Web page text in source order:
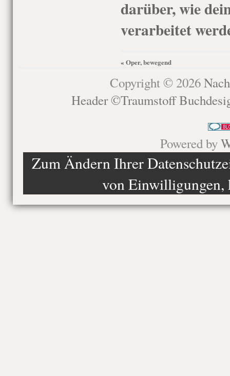
darüber, wie
verarbeitet
« Oper, bewegend
Copyright © 2026
Header ©Traumstoff
Powered by
Zum Ändern Ihrer
von